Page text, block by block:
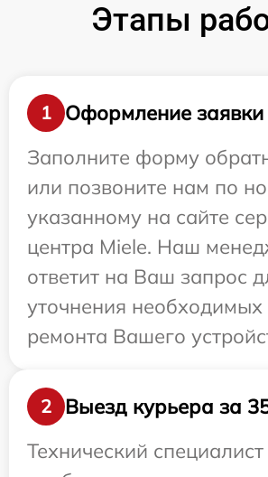
Этапы
1
Оформление заявки
Заполните форму
или позвоните нам по
указанному на сайте
центра Miele. Наш
ответит на Ваш запрос
уточнения необходимых
ремонта Вашего
2
Выезд курьера за
Технический